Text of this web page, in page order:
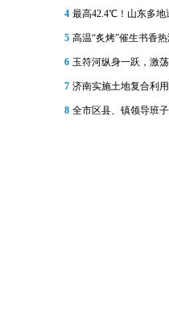
4 最高42.4℃！山东多地
5 高温“炙烤”催生书香
6 玉符河纵身一跃，激
7 济南实施土地复合利
8 全市区县、镇领导班